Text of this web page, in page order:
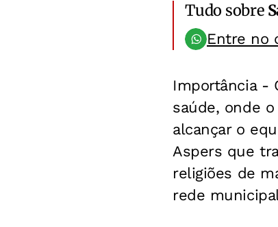
Tudo sobre
Entre no
Importância -
saúde, onde
alcançar o
Aspers que
religiões de
rede